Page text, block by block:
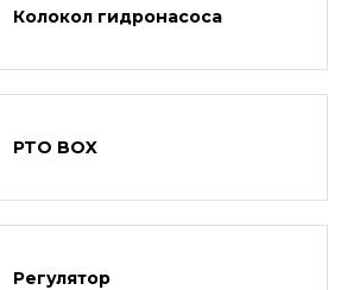
Колокол гидронасоса
PTO BOX
Регулятор